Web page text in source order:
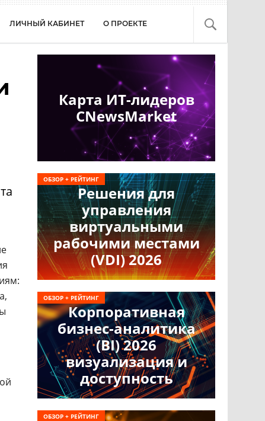
ЛИЧНЫЙ КАБИНЕТ О ПРОЕКТЕ
Карта ИТ-лидеров
CNewsMarket
Решения для
управления
виртуальными
рабочими местами
(VDI) 2026
ОБЗОР + РЕЙТИНГ
Корпоративная
бизнес-аналитика
(BI) 2026
визуализация и
доступность
ОБЗОР + РЕЙТИНГ
ОБЗОР + РЕЙТИНГ